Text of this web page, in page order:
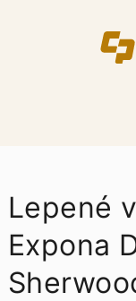
Lepené
Expona